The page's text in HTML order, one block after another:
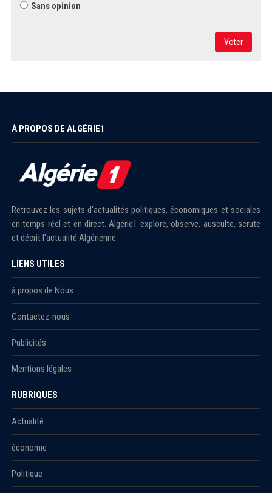
Sans opinion
Voter
À PROPOS DE ALGÉRIE1
Retrouvez les sujets d'actualités politiques, économiques et sociales
en temps réel et en direct. Algérie1 explore, observe, ausculte, scrute
et décrit l'actualité Algérienne.
LIENS UTILES
à propos de Nous
Contactez-nous
Publicités
Mentions légales
RUBRIQUES
Actualité
économie
Politique